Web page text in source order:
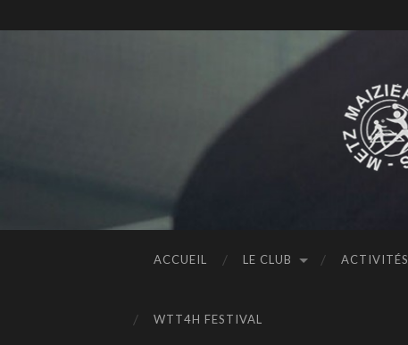
ACCUEIL LE CLUB ACTIVITÉS
WTT4H FESTIVAL